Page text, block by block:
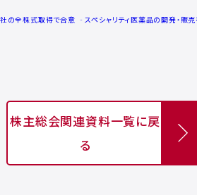
の全株式取得で合意 ‐スペシャリティ医薬品の開発・販
株主総会関連資料一覧に戻
る